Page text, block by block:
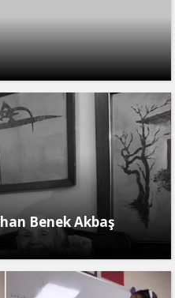
Benek Akbaş